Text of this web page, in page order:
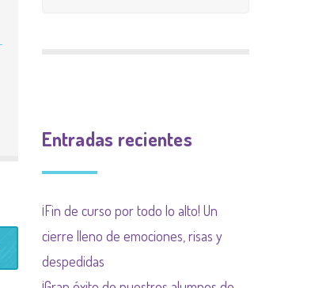
Actividades
de funcionamiento de
INCLUYO
CENTRO
LIMITACIÓN USO
PANTALLAS
Entradas recientes
¡Fin de curso por todo lo alto! Un
cierre lleno de emociones, risas y
despedidas